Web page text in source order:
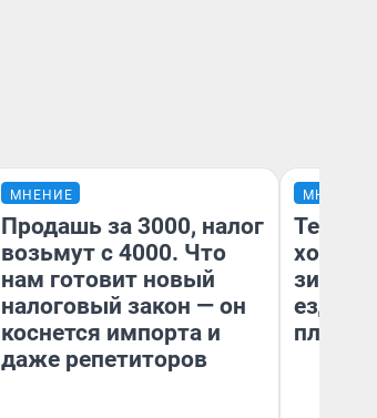
МНЕНИЕ
Продашь за 3000, налог
возьмут с 4000. Что
нам готовит новый
налоговый закон — он
коснется импорта и
даже репетиторов
МНЕНИЕ
Тепло
зимой.
ездит
плюсы